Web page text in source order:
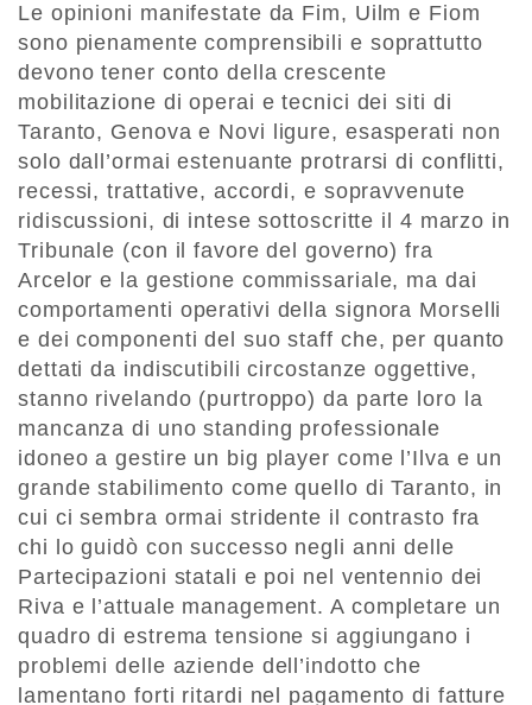
Le opinioni manifestate da Fim, Uilm e Fiom
sono pienamente comprensibili e soprattutto
devono tener conto della crescente
mobilitazione di operai e tecnici dei siti di
Taranto, Genova e Novi ligure, esasperati non
solo dall’ormai estenuante protrarsi di conflitti,
recessi, trattative, accordi, e sopravvenute
ridiscussioni, di intese sottoscritte il 4 marzo in
Tribunale (con il favore del governo) fra
Arcelor e la gestione commissariale, ma dai
comportamenti operativi della signora Morselli
e dei componenti del suo staff che, per quanto
dettati da indiscutibili circostanze oggettive,
stanno rivelando (purtroppo) da parte loro la
mancanza di uno standing professionale
idoneo a gestire un big player come l’Ilva e un
grande stabilimento come quello di Taranto, in
cui ci sembra ormai stridente il contrasto fra
chi lo guidò con successo negli anni delle
Partecipazioni statali e poi nel ventennio dei
Riva e l’attuale management. A completare un
quadro di estrema tensione si aggiungano i
problemi delle aziende dell’indotto che
lamentano forti ritardi nel pagamento di fatture